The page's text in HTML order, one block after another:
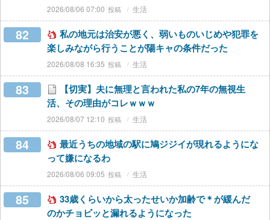
2026/08/06 07:00 生活
82
私の地元は治安が悪く、弱いものいじめや犯罪を
楽しみながら行うことが陽キャの条件だった
2026/08/08 16:35 生活
83
【切実】夫に無理と言われた私の7年の無視生
活、その理由がコレｗｗｗ
2026/08/07 12:10 生活
84
最近うちの地域の駅に鳩ジジイが現れるようにな
って嫌になるわ
2026/08/06 09:05 生活
85
33歳くらいから太ったせいか加齢で＊が緩んだ
のかチョビッと漏れるようになった